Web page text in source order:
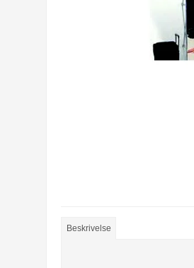
Beskrivelse